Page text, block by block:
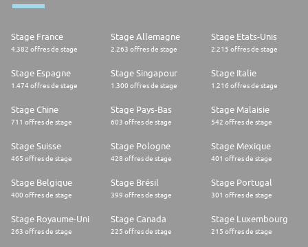
Stage France
4.382 offres de stage
Stage Allemagne
2.263 offres de stage
Stage Etats-Unis
2.215 offres de stage
Stage Espagne
1.474 offres de stage
Stage Singapour
1.300 offres de stage
Stage Italie
1.216 offres de stage
Stage Chine
711 offres de stage
Stage Pays-Bas
603 offres de stage
Stage Malaisie
542 offres de stage
Stage Suisse
465 offres de stage
Stage Pologne
428 offres de stage
Stage Mexique
401 offres de stage
Stage Belgique
400 offres de stage
Stage Brésil
399 offres de stage
Stage Portugal
301 offres de stage
Stage Royaume-Uni
263 offres de stage
Stage Canada
225 offres de stage
Stage Luxembourg
215 offres de stage